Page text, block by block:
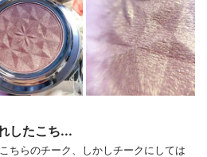
したこち...
ちらのチーク、しかしチークにしては